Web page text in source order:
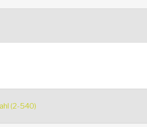
(2-540)